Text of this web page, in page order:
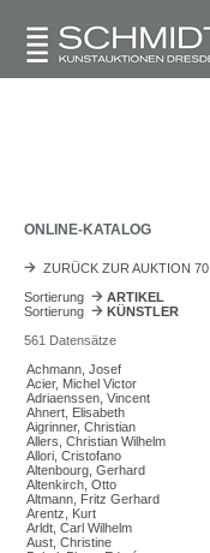
ONLINE-KATALOG
ZURÜCK ZUR AUKTION 70
Sortierung
ARTIKEL
Sortierung
KÜNSTLER
561 Datensätze
Achmann, Josef
Acier, Michel Victor
Adriaenssen, Vincent
Ahnert, Elisabeth
Aigrinner, Christian
Allers, Christian Wilhelm
Allori, Cristofano
Altenbourg, Gerhard
Altenkirch, Otto
Altmann, Fritz Gerhard
Arentz, Kurt
Arldt, Carl Wilhelm
Aust, Christine